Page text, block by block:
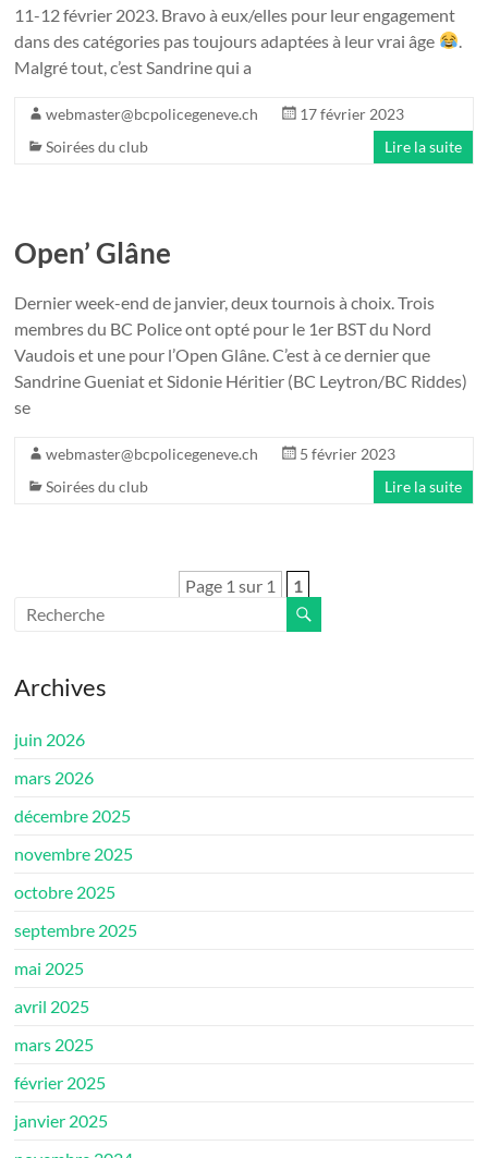
11-12 février 2023. Bravo à eux/elles pour leur engagement
dans des catégories pas toujours adaptées à leur vrai âge
Malgré tout, c’est Sandrine qui a
webmaster@bcpolicegeneve.ch
17 février 2023
Soirées du club
Lire la suite
Open’ Glâne
Dernier week-end de janvier, deux tournois à choix. Trois
membres du BC Police ont opté pour le 1er BST du Nord
Vaudois et une pour l’Open Glâne. C’est à ce dernier que
Sandrine Gueniat et Sidonie Héritier (BC Leytron/BC Riddes)
se
webmaster@bcpolicegeneve.ch
5 février 2023
Soirées du club
Lire la suite
Page 1 sur 1 1
Archives
juin 2026
mars 2026
décembre 2025
novembre 2025
octobre 2025
septembre 2025
mai 2025
avril 2025
mars 2025
février 2025
janvier 2025